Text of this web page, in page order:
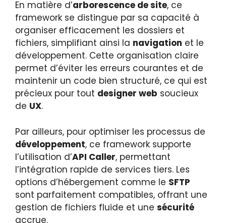
En matière d’arborescence de site, ce
framework se distingue par sa capacité à
organiser efficacement les dossiers et
fichiers, simplifiant ainsi la navigation et le
développement. Cette organisation claire
permet d’éviter les erreurs courantes et de
maintenir un code bien structuré, ce qui est
précieux pour tout designer web soucieux
de UX.
Par ailleurs, pour optimiser les processus de
développement, ce framework supporte
l’utilisation d’API Caller, permettant
l’intégration rapide de services tiers. Les
options d’hébergement comme le SFTP
sont parfaitement compatibles, offrant une
gestion de fichiers fluide et une sécurité
accrue.